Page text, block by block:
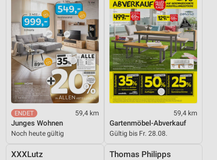
59,4 km
Junges Wohnen
Noch heute gültig
59,4 km
Gartenmöbel-Abverkauf
Gültig bis Fr. 28.08.
XXXLutz Thomas Philipps